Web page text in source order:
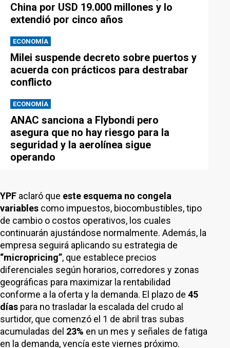
China por USD 19.000 millones y lo
extendió por cinco años
ECONOMÍA
Milei suspende decreto sobre puertos y
acuerda con prácticos para destrabar
conflicto
ECONOMÍA
ANAC sanciona a Flybondi pero
asegura que no hay riesgo para la
seguridad y la aerolínea sigue
operando
YPF aclaró que este esquema no congela
variables como impuestos, biocombustibles, tipo
de cambio o costos operativos, los cuales
continuarán ajustándose normalmente. Además, la
empresa seguirá aplicando su estrategia de
“micropricing”, que establece precios
diferenciales según horarios, corredores y zonas
geográficas para maximizar la rentabilidad
conforme a la oferta y la demanda. El plazo de 45
días para no trasladar la escalada del crudo al
surtidor, que comenzó el 1 de abril tras subas
acumuladas del 23% en un mes y señales de fatiga
en la demanda, vencía este viernes próximo.